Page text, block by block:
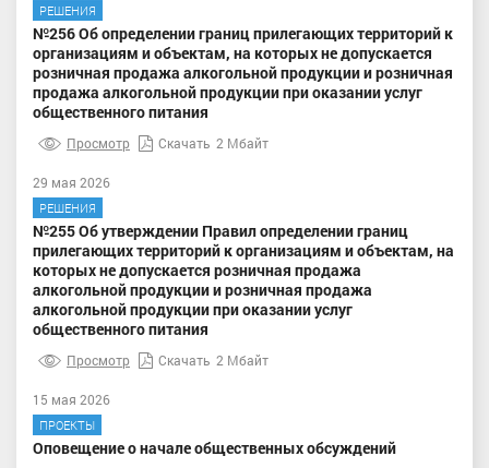
РЕШЕНИЯ
№256 Об определении границ прилегающих территорий к
организациям и объектам, на которых не допускается
розничная продажа алкогольной продукции и розничная
продажа алкогольной продукции при оказании услуг
общественного питания
Просмотр Скачать 2 Мбайт
29 мая 2026
РЕШЕНИЯ
№255 Об утверждении Правил определении границ
прилегающих территорий к организациям и объектам, на
которых не допускается розничная продажа
алкогольной продукции и розничная продажа
алкогольной продукции при оказании услуг
общественного питания
Просмотр Скачать 2 Мбайт
15 мая 2026
ПРОЕКТЫ
Оповещение о начале общественных обсуждений